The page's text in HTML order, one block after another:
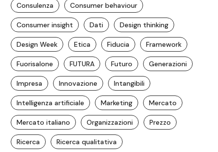
Consulenza Consumer behaviour
Consumer insight Dati Design thinking
Design Week Etica Fiducia Framework
Fuorisalone FUTURA Futuro Generazioni
Impresa Innovazione Intangibili
Intelligenza artificiale Marketing Mercato
Mercato italiano Organizzazioni Prezzo
Ricerca Ricerca qualitativa